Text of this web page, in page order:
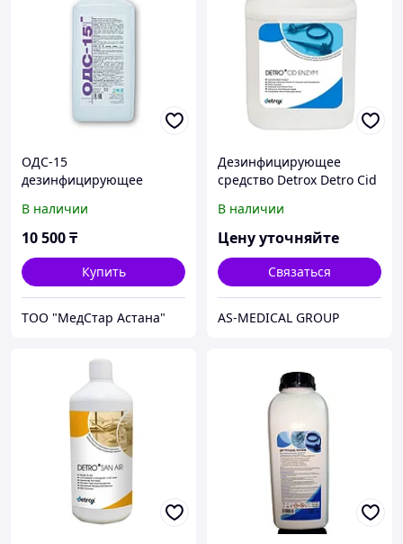
ОДС-15
дезинфицирующее
В наличии
10 500₸
Купить
ТОО "МедСтар Астана"
Дезинфицирующее
средство Detrox Detro Cid
В наличии
Цену уточняйте
Связаться
AS-MEDICAL GROUP